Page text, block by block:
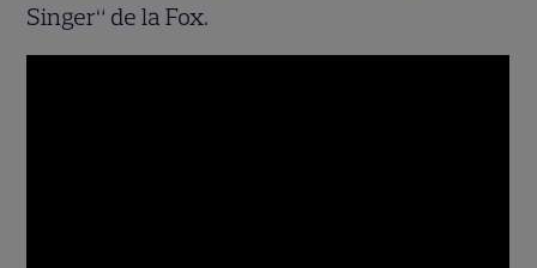
Singer“ de la Fox.